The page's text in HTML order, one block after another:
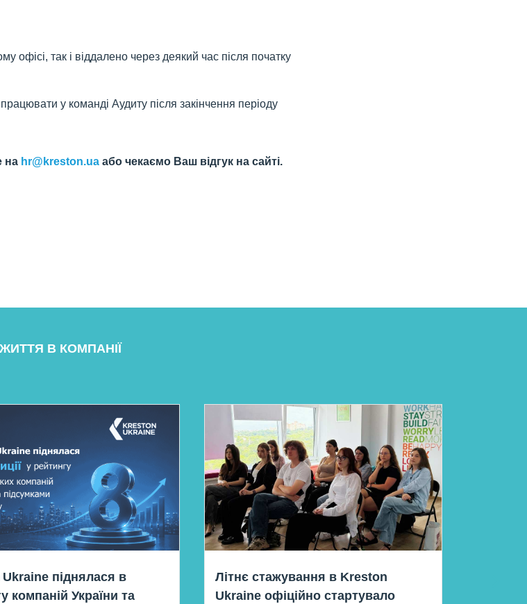
офісі, так і віддалено через деякий час після початку
у команді Аудиту після закінчення періоду
на hr@kreston.ua або чекаємо Ваш відгук на сайті.
ЖИТТЯ В КОМПАНІЇ
піднялася в
компаній України та
Літнє стажування в Kreston
Ukraine офіційно стартувало